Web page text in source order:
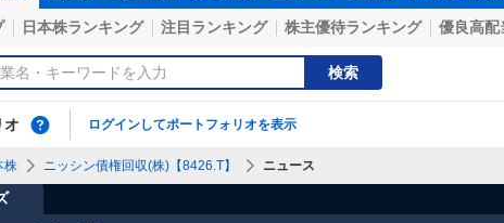
日本株ランキング 注目ランキング 株主優待ランキング 優良高配
検索
オ ログインしてポートフォリオを表示
株 ニッシン債権回収(株)【8426.T】 ニュース